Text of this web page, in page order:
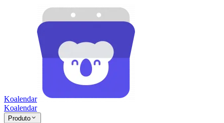
Koalendar
Koalendar
Produto